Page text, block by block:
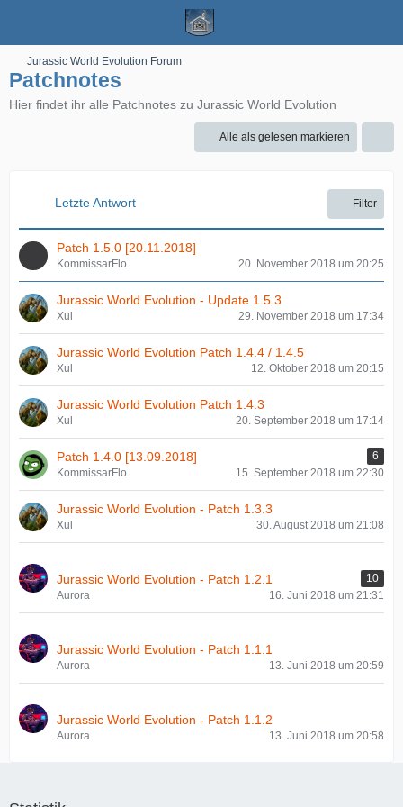
Jurassic World Evolution Forum
Patchnotes
Hier findet ihr alle Patchnotes zu Jurassic World Evolution
Alle als gelesen markieren
Letzte Antwort Filter
Patch 1.5.0 [20.11.2018]
KommissarFlo 20. November 2018 um 20:25
Jurassic World Evolution - Update 1.5.3
Xul 29. November 2018 um 17:34
Jurassic World Evolution Patch 1.4.4 / 1.4.5
Xul 12. Oktober 2018 um 20:15
Jurassic World Evolution Patch 1.4.3
Xul 20. September 2018 um 17:14
Patch 1.4.0 [13.09.2018]
6
KommissarFlo
15. September 2018 um 22:30
Jurassic World Evolution - Patch 1.3.3
Xul 30. August 2018 um 21:08
Jurassic World Evolution - Patch 1.2.1
10
Aurora
16. Juni 2018 um 21:31
Jurassic World Evolution - Patch 1.1.1
Aurora 13. Juni 2018 um 20:59
Jurassic World Evolution - Patch 1.1.2
Aurora 13. Juni 2018 um 20:58